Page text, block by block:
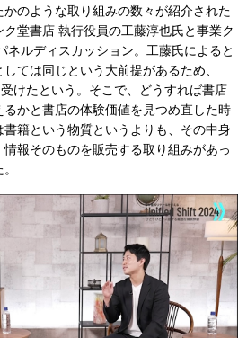
のような取り組みの数々が紹介された
堂書店 執行役員の工藤淳也氏と事業ク
ネルディスカッション。工藤氏によると
ては同じという大前提があるため、
けたという。そこで、どうすれば書店
かと書店の体験価値を見つめ直した時
籍という物質というよりも、その中身
報そのものを販売する取り組みがあっ